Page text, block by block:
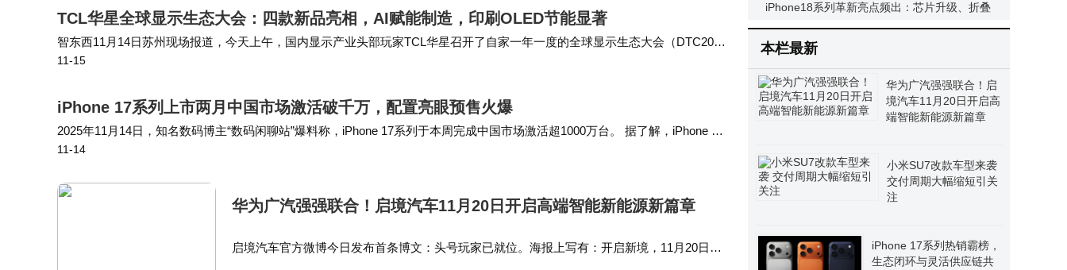
TCL华星全球显示生态大会：四款新品亮相，AI赋能制造，印刷OLED节能显著
智东西11月14日苏州现场报道，今天上午，国内显示产业头部玩家TCL华星召开了自家一年一度的全球显示生态大会（DTC202
5），发布了覆盖LCD、OLED和MLED等技术领域的多款旗舰新品，以及《视觉健康白…
11-15
iPhone 17系列上市两月中国市场激活破千万，配置亮眼预售火爆
2025年11月14日，知名数码博主“数码闲聊站”爆料称，iPhone 17系列于本周完成中国市场激活超1000万台。 据了解，iPhone 17
系列于2025年9月10日苹果秋季发布会推出，含标准版、Air…
11-14
华为广汽强强联合！启境汽车11月20日开启高端智能新能源新篇章
启境汽车官方微博今日发布首条博文：头号玩家已就位。海报上写有：开启新境，11月20日，
11月或将登场
iPhone18系列革新亮点频出：芯片升级、折叠
屏来袭，这些改变你心动吗？
本栏最新
华为广汽强强联合！启
境汽车11月20日开启高
端智能新能源新篇章
小米SU7改款车型来袭
交付周期大幅缩短引关
注
iPhone 17系列热销霸榜，
生态闭环与灵活供应链共